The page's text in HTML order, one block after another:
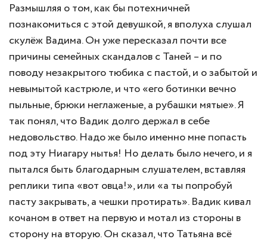
Размышляя о том, как бы потехничней
познакомиться с этой девушкой, я вполуха слушал
скулёж Вадима. Он уже пересказал почти все
причины семейных скандалов с Таней – и по
поводу незакрытого тюбика с пастой, и о забытой и
невымытой кастрюле, и что «его ботинки вечно
пыльные, брюки неглаженые, а рубашки мятые». Я
так понял, что Вадик долго держал в себе
недовольство. Надо же было именно мне попасть
под эту Ниагару нытья! Но делать было нечего, и я
пытался быть благодарным слушателем, вставляя
реплики типа «вот овца!», или «а ты попробуй
пасту закрывать, а чешки протирать». Вадик кивал
кочаном в ответ на первую и мотал из стороны в
сторону на вторую. Он сказал, что Татьяна всё